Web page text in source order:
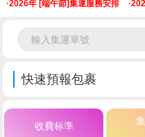
2026年 [端午節]集運服務安排
快速預報包裹
收費标準